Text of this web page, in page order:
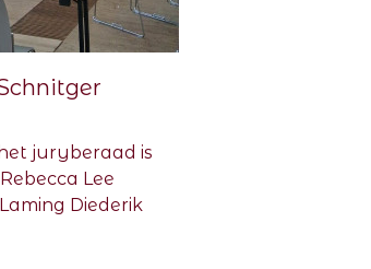
juryberaad is
Lee
Diederik